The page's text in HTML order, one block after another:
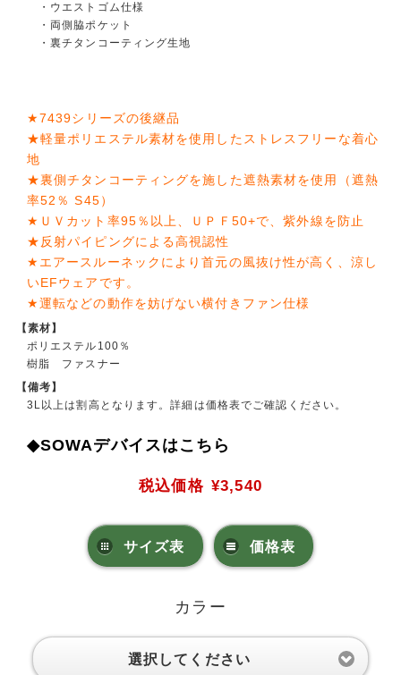
・ウエストゴム仕様
・両側脇ポケット
・裏チタンコーティング生地
★7439シリーズの後継品
★軽量ポリエステル素材を使用したストレスフリーな着心
地
★裏側チタンコーティングを施した遮熱素材を使用（遮熱
率52％ S45）
★ＵＶカット率95％以上、ＵＰＦ50+で、紫外線を防止
★反射パイピングによる高視認性
★エアースルーネックにより首元の風抜け性が高く、涼し
いEFウェアです。
★運転などの動作を妨げない横付きファン仕様
【素材】
ポリエステル100％
樹脂 ファスナー
【備考】
3L以上は割高となります。詳細は価格表でご確認ください。
◆SOWAデバイスはこちら
税込価格 ¥3,540
サイズ表 価格表
カラー
選択してください